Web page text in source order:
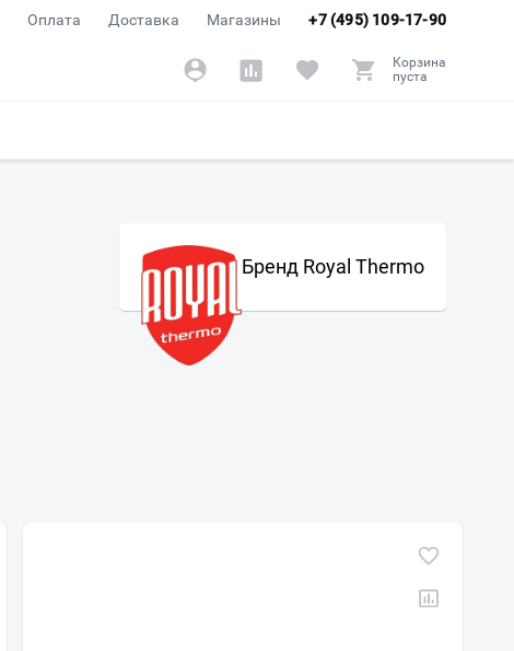
+7 (495) 109-17-90
Оплата Доставка Магазины
Корзина
пуста
Бренд Royal Thermo